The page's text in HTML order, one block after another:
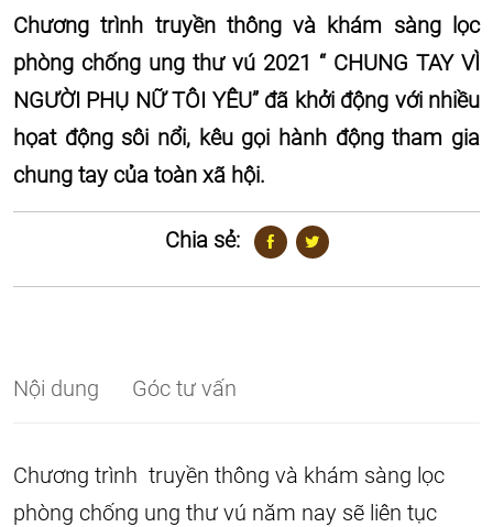
Chương trình truyền thông và khám sàng lọc
phòng chống ung thư vú 2021 “ CHUNG TAY VÌ
NGƯỜI PHỤ NỮ TÔI YÊU” đã khởi động với nhiều
họat động sôi nổi, kêu gọi hành động tham gia
chung tay của toàn xã hội.
Chia sẻ:
Nội dung Góc tư vấn
Chương trình truyền thông và khám sàng lọc
phòng chống ung thư vú năm nay sẽ liên tục